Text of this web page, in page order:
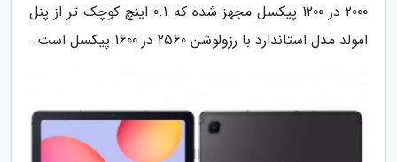
2000 در 1200 پیکسل مجهز شده که 0.1 اینچ کوچک تر از پنل
امولد مدل استاندارد با رزولوشن 2560 در 1600 پیکسل است.